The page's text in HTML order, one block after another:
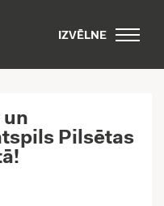
IZVĒLNE
Pilsētas